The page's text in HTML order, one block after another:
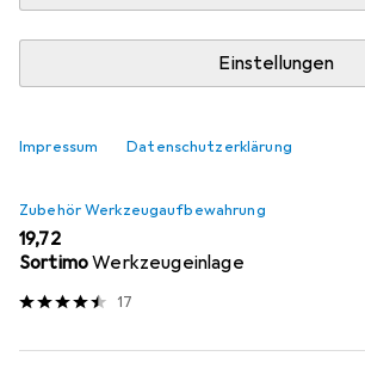
Einstellungen
Impressum Datenschutzerklärung
Zubehör Werkzeugaufbewahrung
EUR
19,72
SortimoWerkzeugeinlage
17